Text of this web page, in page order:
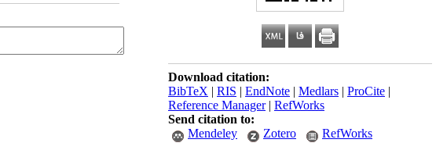
Download citation:
BibTeX | RIS | EndNote | Medlars | ProCite |
Reference Manager| RefWorks
Send citation to:
Mendeley
Zotero RefWorks